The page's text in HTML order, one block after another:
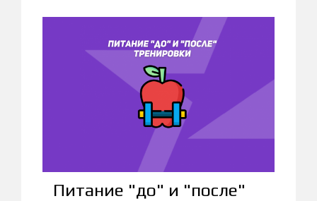
Питание "до" и "после"